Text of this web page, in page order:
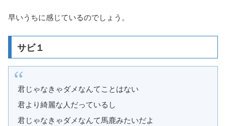
早いうちに感じているのでしょう。
サビ１
君じゃなきゃダメなんてことはない
君より綺麗な人だっているし
君じゃなきゃダメなんて馬鹿みたいだよ